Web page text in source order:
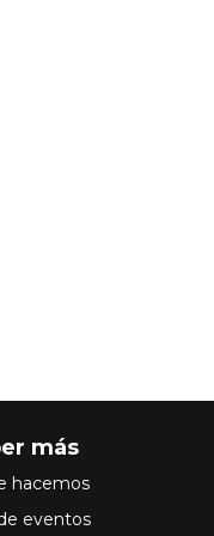
más
hacemos
eventos